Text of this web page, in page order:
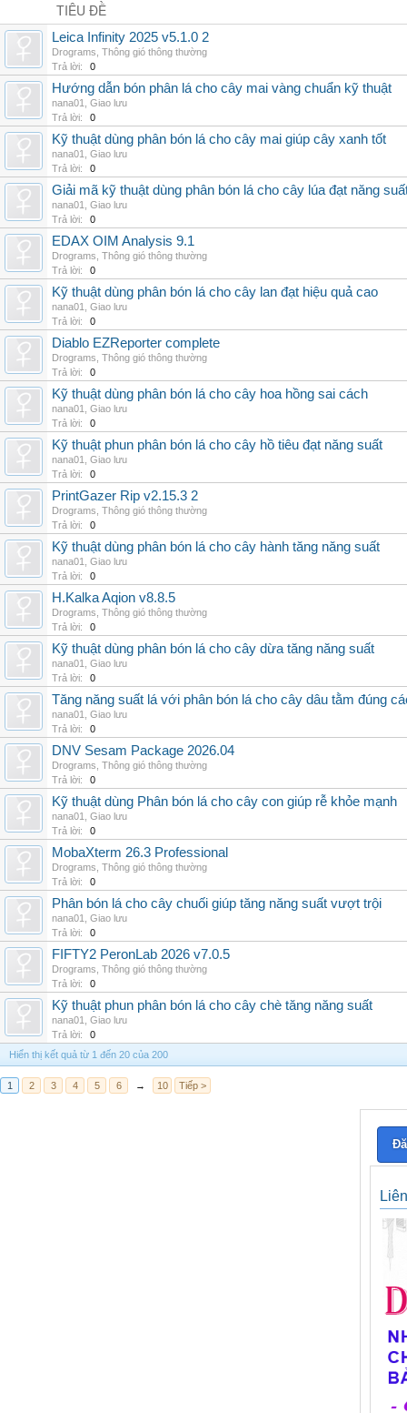
TIÊU ĐỀ
Leica Infinity 2025 v5.1.0 2
Drograms Thông gió thông thường
Trả lời:
0
Hướng dẫn bón phân lá cho cây mai vàng chuẩn kỹ thuật
nana01
Giao lưu
Trả lời:
0
Kỹ thuật dùng phân bón lá cho cây mai giúp cây xanh tốt
nana01
Giao lưu
Trả lời:
0
Giải mã kỹ thuật dùng phân bón lá cho cây lúa đạt năng
nana01
Giao lưu
Trả lời:
0
EDAX OIM Analysis 9.1
Drograms Thông gió thông thường
Trả lời:
0
Kỹ thuật dùng phân bón lá cho cây lan đạt hiệu quả cao
nana01
Giao lưu
Trả lời:
0
Diablo EZReporter complete
Drograms Thông gió thông thường
Trả lời:
0
Kỹ thuật dùng phân bón lá cho cây hoa hồng sai cách
nana01
Giao lưu
Trả lời:
0
Kỹ thuật phun phân bón lá cho cây hồ tiêu đạt năng suất
nana01
Giao lưu
Trả lời:
0
PrintGazer Rip v2.15.3 2
Drograms Thông gió thông thường
Trả lời:
0
Kỹ thuật dùng phân bón lá cho cây hành tăng năng suất
nana01
Giao lưu
Trả lời:
0
H.Kalka Aqion v8.8.5
Drograms Thông gió thông thường
Trả lời:
0
Kỹ thuật dùng phân bón lá cho cây dừa tăng năng suất
nana01
Giao lưu
Trả lời:
0
Tăng năng suất lá với phân bón lá cho cây dâu tằm đúng
nana01
Giao lưu
Trả lời:
0
DNV Sesam Package 2026.04
Drograms Thông gió thông thường
Trả lời:
0
Kỹ thuật dùng Phân bón lá cho cây con giúp rễ khỏe mạnh
nana01
Giao lưu
Trả lời:
0
MobaXterm 26.3 Professional
Drograms Thông gió thông thường
Trả lời:
0
Phân bón lá cho cây chuối giúp tăng năng suất vượt trội
nana01
Giao lưu
Trả lời:
0
FIFTY2 PeronLab 2026 v7.0.5
Drograms Thông gió thông thường
Trả lời:
0
Kỹ thuật phun phân bón lá cho cây chè tăng năng suất
nana01
Giao lưu
Trả lời:
0
Hiển thị kết quả từ 1 đến 20 của 200
1 2 3 4 5 6 → 10 Tiếp >